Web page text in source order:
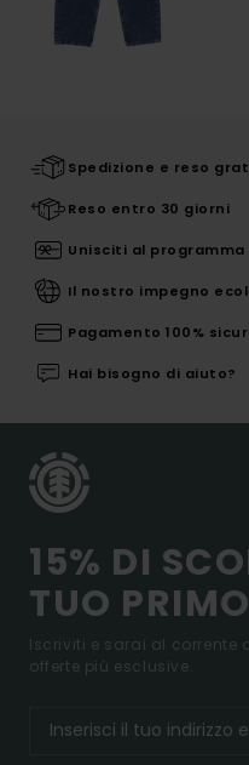
Spedizione e reso
Reso entro 30 giorni
Unisciti al
Il nostro impegno
Pagamento 100%
Hai bisogno di aiuto?
15% DI
TUO
Iscriviti e sarai al corrente
offerte più esclusive.